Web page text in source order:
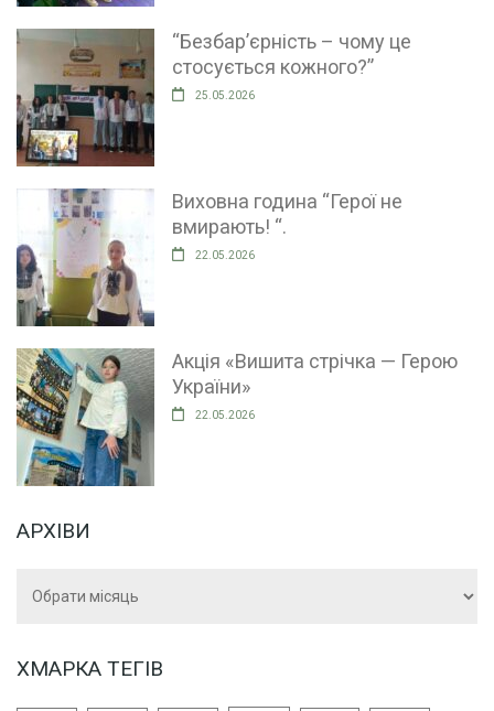
“Безбар’єрність – чому це
стосується кожного?”
25.05.2026
Виховна година “Герої не
вмирають! “.
22.05.2026
Акція «Вишита стрічка — Герою
України»
22.05.2026
АРХІВИ
ХМАРКА ТЕГІВ